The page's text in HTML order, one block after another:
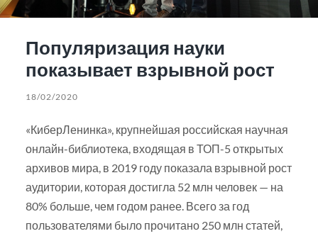
Популяризация науки
показывает взрывной рост
18/02/2020
«КиберЛенинка», крупнейшая российская научная
онлайн-библиотека, входящая в ТОП-5 открытых
архивов мира, в 2019 году показала взрывной рост
аудитории, которая достигла 52 млн человек — на
80% больше, чем годом ранее. Всего за год
пользователями было прочитано 250 млн статей,